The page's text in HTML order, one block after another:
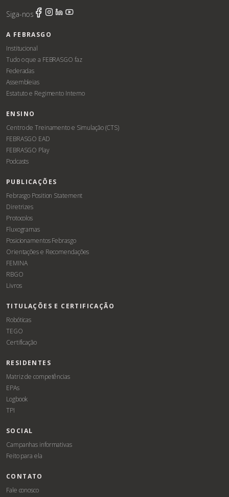
Siga-nos
A FEBRASGO
Institucional
Tudo o que a FEBRASGO faz
Federadas
Assembleias
Estatuto e Regimento Interno
ENSINO
Centro de Treinamento e Simulação (CTS)
FEBRASGO EAD
FEBRASGO Play
Podcasts
PUBLICAÇÕES
Febrasgo Position Statement
Diretrizes
Protocolos
Fluxogramas
Posicionamentos Febrasgo
Orientações e Recomendações
FEMINA
RBGO
Livros
TITULAÇÕES E CERTIFICAÇÃO
Robóticas
TEGO
Certificação
RESIDENTES
Matriz de competências
EPAs
Logbook
TPI
SOCIAL
Campanhas informativas
Feito para ela
CONTATO
Fale conosco